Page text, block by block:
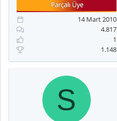
14 Mart 2010
4.817
1
1.148
S